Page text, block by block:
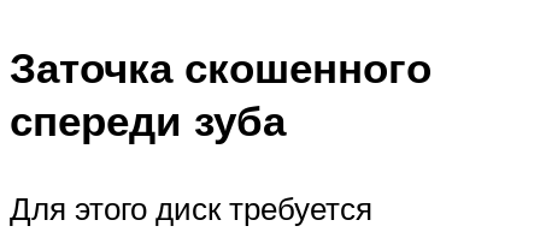
Заточка скошенного
спереди зуба
Для этого диск требуется